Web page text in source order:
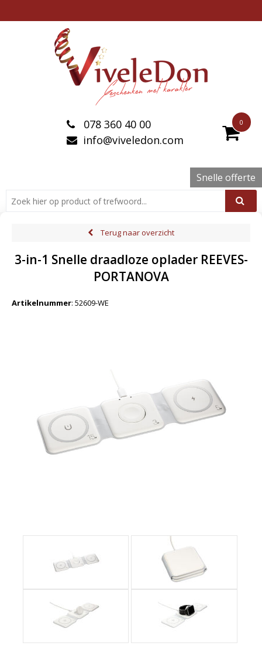
0
078 360 40 00
info@viveledon.com
Snelle offerte
Terug naar overzicht
3-in-1 Snelle draadloze oplader REEVES-
PORTANOVA
Artikelnummer: 52609-WE